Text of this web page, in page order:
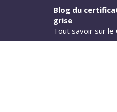
Aller au contenu principal
Blog du
grise
Tout savoir sur le